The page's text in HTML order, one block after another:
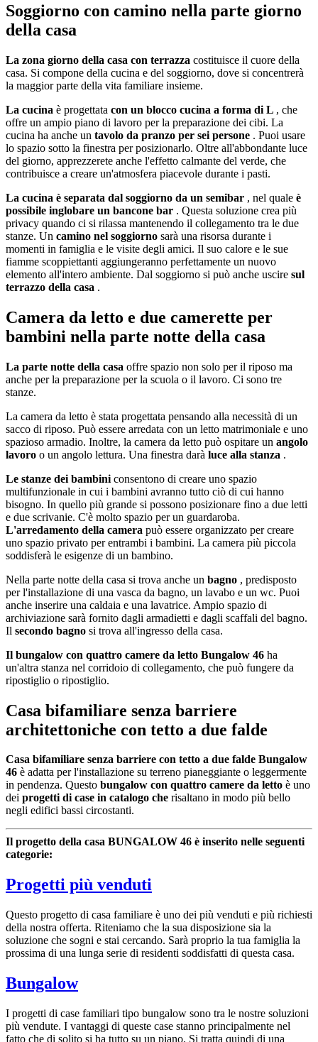
Soggiorno con camino nella parte giorno
della casa
La zona giorno della casa con terrazza costituisce il cuore della
casa. Si compone della cucina e del soggiorno, dove si concentrerà
la maggior parte della vita familiare insieme.
La cucina è progettata con un blocco cucina a forma di L , che
offre un ampio piano di lavoro per la preparazione dei cibi. La
cucina ha anche un tavolo da pranzo per sei persone . Puoi usare
lo spazio sotto la finestra per posizionarlo. Oltre all'abbondante luce
del giorno, apprezzerete anche l'effetto calmante del verde, che
contribuisce a creare un'atmosfera piacevole durante i pasti.
La cucina è separata dal soggiorno da un semibar , nel quale è
possibile inglobare un bancone bar . Questa soluzione crea più
privacy quando ci si rilassa mantenendo il collegamento tra le due
stanze. Un camino nel soggiorno sarà una risorsa durante i
momenti in famiglia e le visite degli amici. Il suo calore e le sue
fiamme scoppiettanti aggiungeranno perfettamente un nuovo
elemento all'intero ambiente. Dal soggiorno si può anche uscire sul
terrazzo della casa .
Camera da letto e due camerette per
bambini nella parte notte della casa
La parte notte della casa offre spazio non solo per il riposo ma
anche per la preparazione per la scuola o il lavoro. Ci sono tre
stanze.
La camera da letto è stata progettata pensando alla necessità di un
sacco di riposo. Può essere arredata con un letto matrimoniale e uno
spazioso armadio. Inoltre, la camera da letto può ospitare un angolo
lavoro o un angolo lettura. Una finestra darà luce alla stanza .
Le stanze dei bambini consentono di creare uno spazio
multifunzionale in cui i bambini avranno tutto ciò di cui hanno
bisogno. In quello più grande si possono posizionare fino a due letti
e due scrivanie. C'è molto spazio per un guardaroba.
L'arredamento della camera può essere organizzato per creare
uno spazio privato per entrambi i bambini. La camera più piccola
soddisferà le esigenze di un bambino.
Nella parte notte della casa si trova anche un bagno , predisposto
per l'installazione di una vasca da bagno, un lavabo e un wc. Puoi
anche inserire una caldaia e una lavatrice. Ampio spazio di
archiviazione sarà fornito dagli armadietti e dagli scaffali del bagno.
Il secondo bagno si trova all'ingresso della casa.
Il bungalow con quattro camere da letto Bungalow 46 ha
un'altra stanza nel corridoio di collegamento, che può fungere da
ripostiglio o ripostiglio.
Casa bifamiliare senza barriere
architettoniche con tetto a due falde
Casa bifamiliare senza barriere con tetto a due falde Bungalow
46 è adatta per l'installazione su terreno pianeggiante o leggermente
in pendenza. Questo bungalow con quattro camere da letto è uno
dei progetti di case in catalogo che risaltano in modo più bello
negli edifici bassi circostanti.
Il progetto della casa BUNGALOW 46 è inserito nelle seguenti
categorie:
Progetti più venduti
Questo progetto di casa familiare è uno dei più venduti e più richiesti
della nostra offerta. Riteniamo che la sua disposizione sia la
soluzione che sogni e stai cercando. Sarà proprio la tua famiglia la
prossima di una lunga serie di residenti soddisfatti di questa casa.
Bungalow
I progetti di case familiari tipo bungalow sono tra le nostre soluzioni
più vendute. I vantaggi di queste case stanno principalmente nel
fatto che di solito si ha tutto su un piano. Si tratta quindi di una